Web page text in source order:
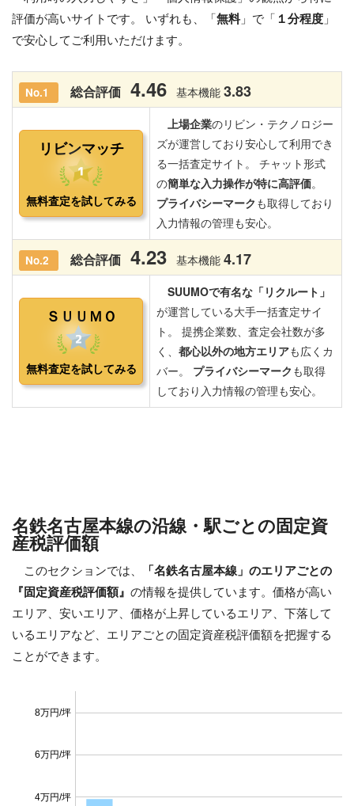
評価が高いサイトです。 いずれも、「 無料」で「 １分程度 」
で安心してご利用いただけます。
名鉄名古屋本線の沿線・駅ごとの固定資
産税評価額
このセクションでは、
「名鉄名古屋本線」のエリアごとの
『固定資産税評価額』 の情報を提供しています。価格が高い
エリア、安いエリア、価格が上昇しているエリア、下落して
いるエリアなど、エリアごとの固定資産税評価額を把握する
ことができます。
4万円/坪
6万円/坪
8万円/坪